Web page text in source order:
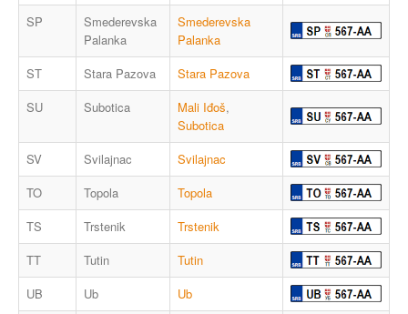
SP
Smederevska
Palanka
Smederevska
Palanka
ST
Stara Pazova
Stara Pazova
SU
Subotica Mali Iđoš,
Subotica
SV
Svilajnac
Svilajnac
TO
Topola
Topola
TS
Trstenik
Trstenik
TT
Tutin
Tutin
UB
Ub
Ub